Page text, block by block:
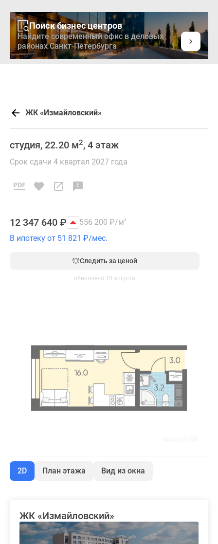
Поиск бизнес центров
Найдите современный офис в деловых
районах Санкт-Петербурга
ЖК «Измайловский»
студия, 22.20 м2, 4 этаж
Срок сдачи 4 квартал 2027 года
12 347 640 ₽ 556 200 ₽/м2
В ипотеку от 51 821 ₽/мес.
Следить за ценой
обновлено 10 августа
2D План этажа Вид из окна
ЖК «Измайловский»